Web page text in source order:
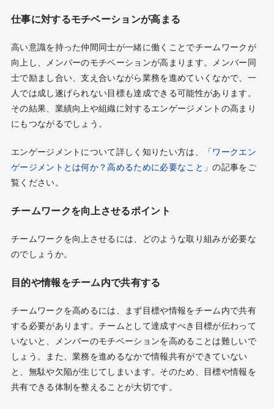
仕事に対するモチベーションが高まる
高い意識を持った仲間同士が一緒に働くことでチームワークが
向上し、メンバーのモチベーションが高まります。メンバー同
士で励まし合い、支え合いながら業務を進めていくなかで、一
人では成し遂げられない目標も達成できる可能性があります。
その結果、業績向上や組織に対するエンゲージメントの高まり
にもつながるでしょう。
エンゲージメントについて詳しく知りたい方は、「ワークエン
ゲージメントとは何か？高めるために必要なこと 」の記事をご
覧ください。
チームワークを向上させるポイント
チームワークを向上させるには、どのような取り組みが必要な
のでしょうか。
目的や情報をチーム内で共有する
チームワークを高めるには、まず目標や情報をチーム内で共有
する必要があります。チームとして達成すべき目標が伝わって
いないと、メンバーのモチベーションを高めることは難しいで
しょう。また、業務を進めるなかで情報共有ができていない
と、無駄や欠陥が生じてしまいます。そのため、目標や情報を
共有できる体制を整えることが大切です。